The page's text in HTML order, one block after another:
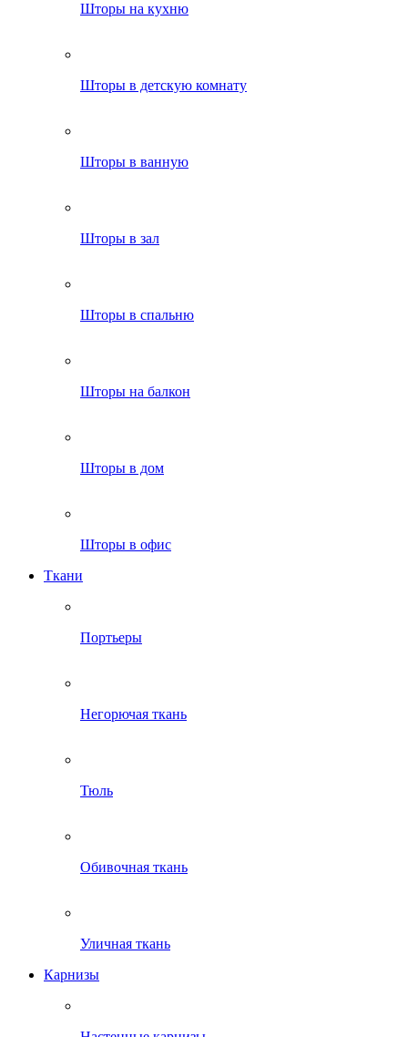
Шторы на кухню
Шторы в детскую комнату
Шторы в ванную
Шторы в зал
Шторы в спальню
Шторы на балкон
Шторы в дом
Шторы в офис
Ткани
Портьеры
Негорючая ткань
Тюль
Обивочная ткань
Уличная ткань
Карнизы